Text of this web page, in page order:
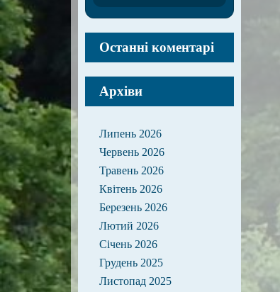
Останні коментарі
Архіви
Липень 2026
Червень 2026
Травень 2026
Квітень 2026
Березень 2026
Лютий 2026
Січень 2026
Грудень 2025
Листопад 2025